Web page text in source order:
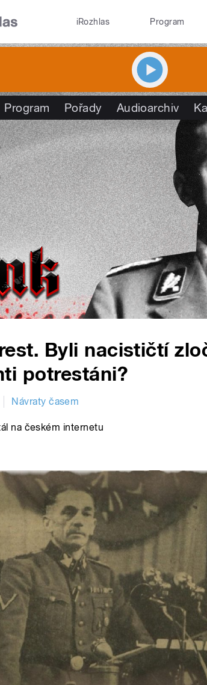
iRozhlas Program
Program Pořady Audioarchiv
Byli nacističtí
potrestáni?
Návraty časem
na českém internetu